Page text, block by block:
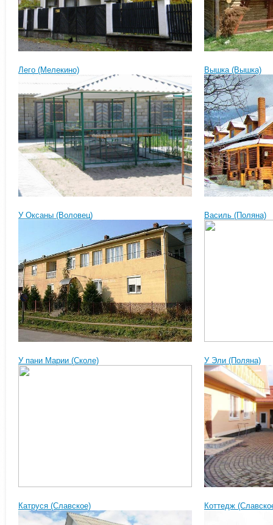
Лего (Мелекино) Вышка (Вышка)
У Оксаны (Воловец) Василь (Поляна)
У пани Марии (Сколе) У Эли (Поляна)
Катруся (Славское) Коттедж